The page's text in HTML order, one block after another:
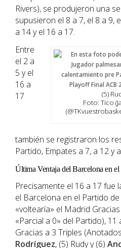
Rivers), se produjeron una
supusieron el 8 a 7, el 8 a 9,
a 14 y el 16 a 17.
(5)
Foto: Tico
Entre
el 2 a
5 y el
16 a
17
también se registraron los
Partido, Empates a 7, a 12 y
Última Ventaja del Barcelona en
Precisamente el 16 a 17 fue
el Barcelona en el Partido
«voltearía» el Madrid
«Parcial a 0» del Partido), 11
Gracias a 3 Triples
Rodríguez, (5) Rudy y (6)